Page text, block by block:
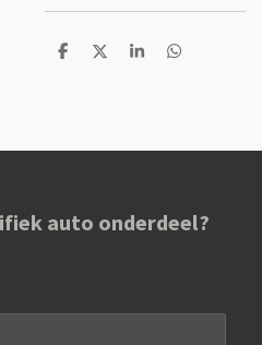
D
D
S
D
auto onderdeel?